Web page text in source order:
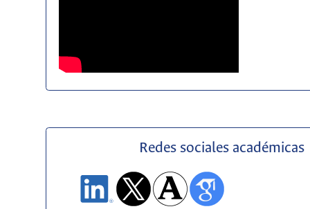
Redes sociales académicas